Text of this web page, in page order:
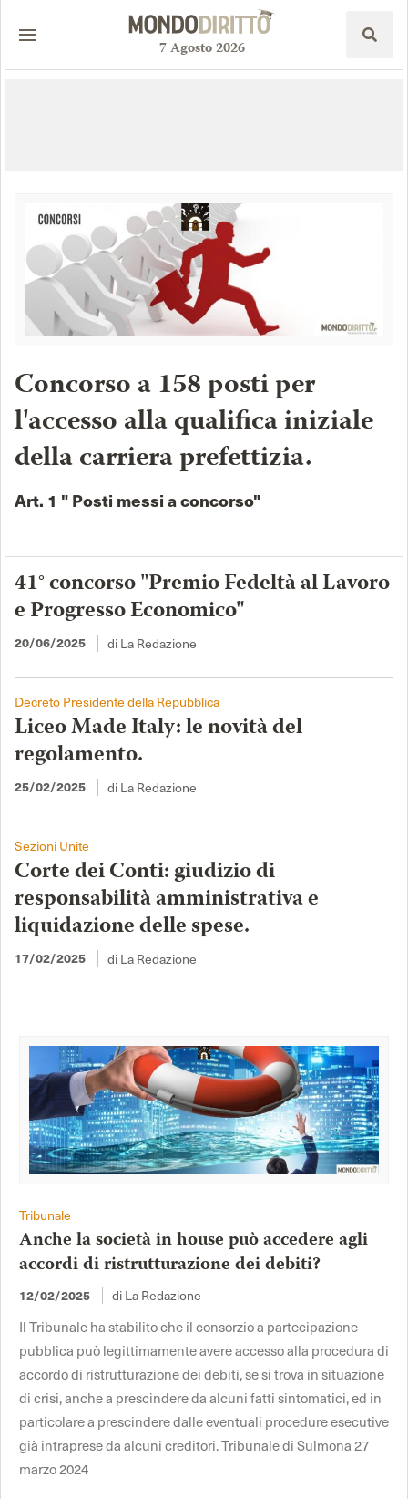
7Agosto2026
Concorso a 158 posti per
l'accesso alla qualifica iniziale
della carriera prefettizia.
Art. 1 " Posti messi a concorso"
41° concorso "Premio Fedeltà al Lavoro
e Progresso Economico"
20/06/2025 di La Redazione
Decreto Presidente della Repubblica
Liceo Made Italy: le novità del
regolamento.
25/02/2025 di La Redazione
Sezioni Unite
Corte dei Conti: giudizio di
responsabilità amministrativa e
liquidazione delle spese.
17/02/2025 di La Redazione
Tribunale
Anche la società in house può accedere agli
accordi di ristrutturazione dei debiti?
12/02/2025 di La Redazione
Il Tribunale ha stabilito che il consorzio a partecipazione
pubblica può legittimamente avere accesso alla procedura di
accordo di ristrutturazione dei debiti, se si trova in situazione
di crisi, anche a prescindere da alcuni fatti sintomatici, ed in
particolare a prescindere dalle eventuali procedure esecutive
già intraprese da alcuni creditori. Tribunale di Sulmona 27
marzo 2024